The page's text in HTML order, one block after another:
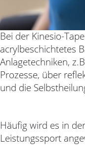
Bei der Kinesio-
acrylbeschichtetes
Anlagetechniken,
Prozesse, über
und die
Häufig wird es in
Leistungssport